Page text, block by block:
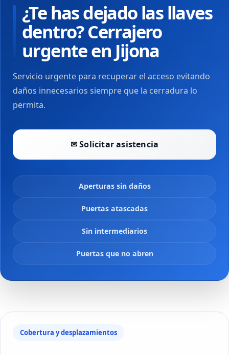
¿Te has dejado las llaves
dentro? Cerrajero
urgente en Jijona
Servicio urgente para recuperar el acceso evitando
daños innecesarios siempre que la cerradura lo
permita.
✉ Solicitar asistencia
Aperturas sin daños
Puertas atascadas
Sin intermediarios
Puertas que no abren
Cobertura y desplazamientos